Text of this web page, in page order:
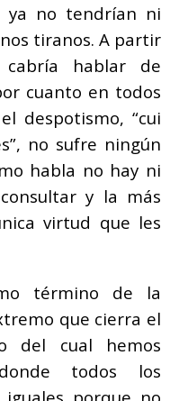
ya no tendrían ni
tiranos. A partir
cabría hablar de
cuanto en todos
despotismo, “cui
no sufre ningún
habla no hay ni
y la más
virtud que les
término de la
que cierra el
del cual hemos
todos los